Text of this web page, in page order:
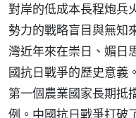
對岸的低成本長程炮兵
勢力的戰略盲目與無知
灣近年來在崇日、媚日
國抗日戰爭的歷史意義
第一個農業國家長期抵
例。中國抗日戰爭打破